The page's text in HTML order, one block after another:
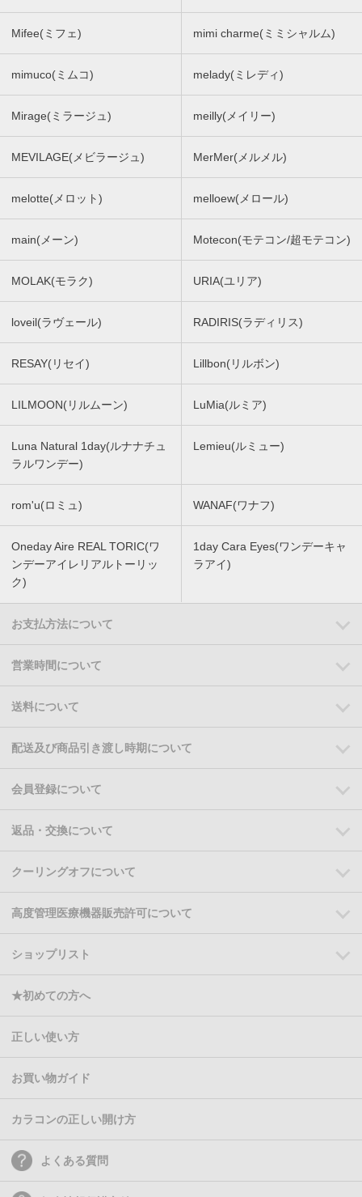
Mifee(ミフェ) mimi charme(ミミシャルム)
mimuco(ミムコ) melady(ミレディ)
Mirage(ミラージュ) meilly(メイリー)
MEVILAGE(メビラージュ) MerMer(メルメル)
melotte(メロット) melloew(メロール)
main(メーン) Motecon(モテコン/超モテコン)
MOLAK(モラク) URIA(ユリア)
loveil(ラヴェール) RADIRIS(ラディリス)
RESAY(リセイ) Lillbon(リルボン)
LILMOON(リルムーン) LuMia(ルミア)
Luna Natural 1day(ルナナチュ
ラルワンデー)
Lemieu(ルミュー)
rom'u(ロミュ) WANAF(ワナフ)
Oneday Aire REAL TORIC(ワ
ンデーアイレリアルトーリッ
ク)
1day Cara Eyes(ワンデーキャ
ラアイ)
お支払方法について
営業時間について
送料について
配送及び商品引き渡し時期について
会員登録について
返品・交換について
クーリングオフについて
高度管理医療機器販売許可について
ショップリスト
★初めての方へ
正しい使い方
お買い物ガイド
カラコンの正しい開け方
よくある質問